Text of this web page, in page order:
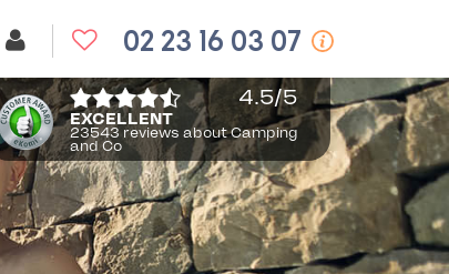
02 23 16 03 07
EXCELLENT
4.5/5
23543 reviews about Camping
and Co